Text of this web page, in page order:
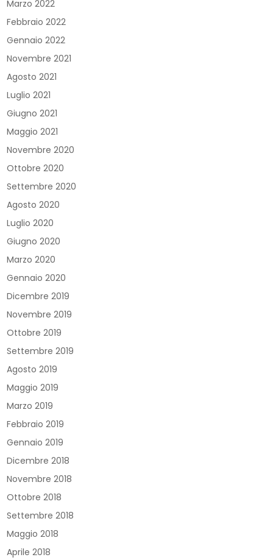
Marzo 2022
Febbraio 2022
Gennaio 2022
Novembre 2021
Agosto 2021
Luglio 2021
Giugno 2021
Maggio 2021
Novembre 2020
Ottobre 2020
Settembre 2020
Agosto 2020
Luglio 2020
Giugno 2020
Marzo 2020
Gennaio 2020
Dicembre 2019
Novembre 2019
Ottobre 2019
Settembre 2019
Agosto 2019
Maggio 2019
Marzo 2019
Febbraio 2019
Gennaio 2019
Dicembre 2018
Novembre 2018
Ottobre 2018
Settembre 2018
Maggio 2018
Aprile 2018